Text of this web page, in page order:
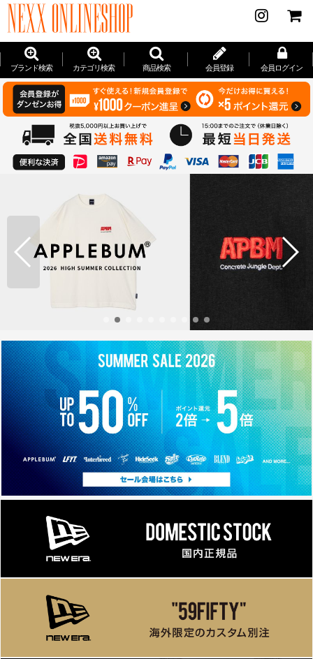
ブランド検索 カテゴリ検索 商品検索 会員登録 会員ログイン